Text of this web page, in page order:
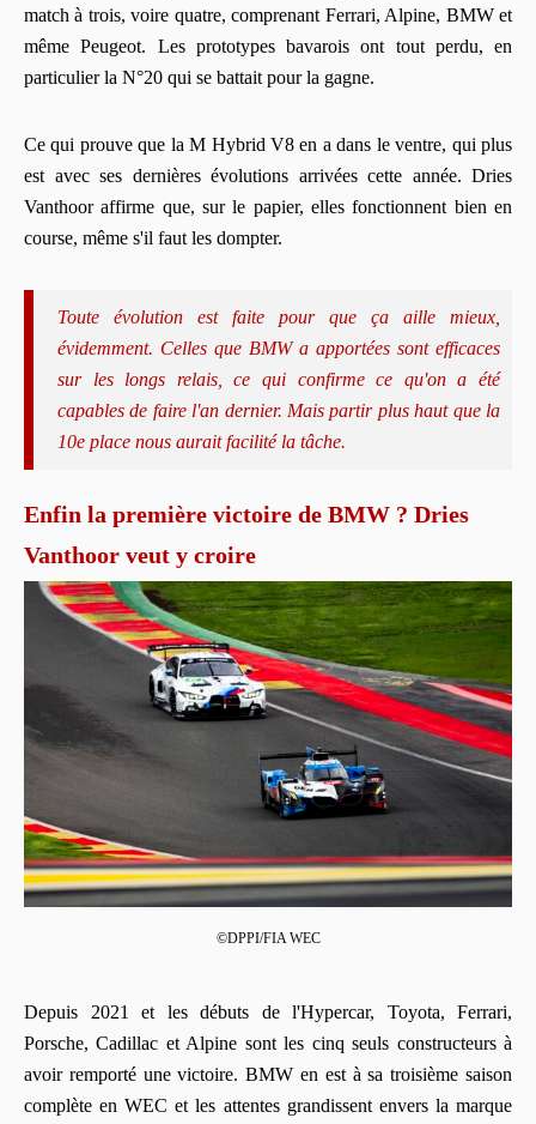
match à trois, voire quatre, comprenant Ferrari, Alpine, BMW et
même Peugeot. Les prototypes bavarois ont tout perdu, en
particulier la N°20 qui se battait pour la gagne.
Ce qui prouve que la M Hybrid V8 en a dans le ventre, qui plus
est avec ses dernières évolutions arrivées cette année. Dries
Vanthoor affirme que, sur le papier, elles fonctionnent bien en
course, même s'il faut les dompter.
Toute évolution est faite pour que ça aille mieux,
évidemment. Celles que BMW a apportées sont efficaces
sur les longs relais, ce qui confirme ce qu'on a été
capables de faire l'an dernier. Mais partir plus haut que la
10e place nous aurait facilité la tâche.
Enfin la première victoire de BMW ? Dries
Vanthoor veut y croire
©DPPI/FIA WEC
Depuis 2021 et les débuts de l'Hypercar, Toyota, Ferrari,
Porsche, Cadillac et Alpine sont les cinq seuls constructeurs à
avoir remporté une victoire. BMW en est à sa troisième saison
complète en WEC et les attentes grandissent envers la marque